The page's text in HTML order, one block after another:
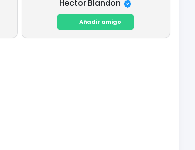
Hector Blandon
Añadir amigo